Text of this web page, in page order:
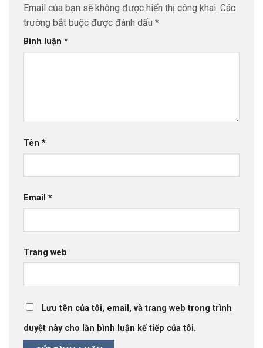
Email của bạn sẽ không được hiển thị công khai. Các
trường bắt buộc được đánh dấu *
Bình luận *
Tên *
Email *
Trang web
Lưu tên của tôi, email, và trang web trong trình
duyệt này cho lần bình luận kế tiếp của tôi.